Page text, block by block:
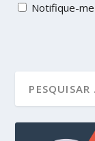
Notifique-